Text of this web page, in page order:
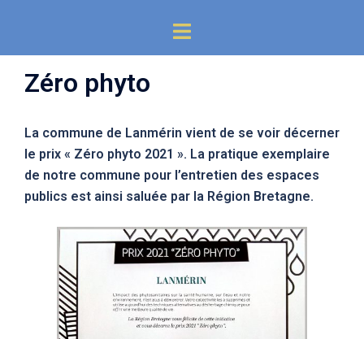
contenu
Ouvrir/fermer
Zéro phyto
La commune de Lanmérin vient de se voir décerner
le prix « Zéro phyto 2021 ». La pratique exemplaire
de notre commune pour l’entretien des espaces
publics est ainsi saluée par la Région Bretagne.